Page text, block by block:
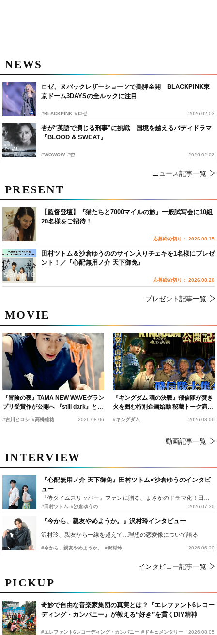
NEWS
ロゼ、ヌバックレザーショーツで美脚全開 BLACKPINK東
京ドーム3DAYSの全ルックに注目
#BLACKPINK #ロゼ 2026.02.03
杏が“英語で演じる刑事”に挑戦 国境を越えるバディドラマ
『BLOOD & SWEAT』
#WOWOW #杏 2026.02.02
ニュース記事一覧
PICKUP
奇妙で自由な音楽家集団の真実とは？『エレファント6レコー
ディング・カンパニー』が教える“好き”を貫くDIY精神
#エレファント6レコーディング・カンパニー #ドキュメンタリー 2026.08.05
MOVIE
『冒険の夜』TAMA NEW WAVEグラン
プリ受賞作が公開へ 『still dark』と同
時上映決定
#古川ヒロシ #髙橋雄祐 2026.08.06
『キングダム 魂の決戦』飛信隊が焚き
火を囲む特別企画始動 秘蔵トーク満載
の“キングダムキャンプ”開催
#キングダム 2026.08.06
動画記事一覧
INTERVIEW
『心配無用ノ介 天下御免』田村ツトム×沙倉ゆうのインタビ
ュー
『侍タイムスリッパー』ファンに贈る、まさかのドラマ化！田村ツトム×沙倉ゆうのが語る『心配無用ノ介』撮影秘話
#田村ツトム #沙倉ゆうの 2026.07.30
『今から、親友やめようか。』沢村玲インタビュー
沢村玲、親友から一線を越えて…理想の恋愛像について語る
#今から、親友やめようか。 #沢村玲 2026.06.20
インタビュー記事一覧
PRESENT
【監督登壇】『猫たちと7000マイルの旅』一般試写会に10組
20名様をご招待！
応募締め切り： 2026.08.15
田村ツトム＆沙倉ゆうののサイン入りチェキを1名様にプレゼ
ント！／『心配無用ノ介 天下御免』
応募締め切り： 2026.08.20
プレゼント記事一覧